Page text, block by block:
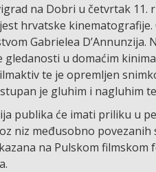
na Dobri u četvrtak 11.
hrvatske
Gabrielea
gledanosti u domaćim
te je opremljen
je gluhim i nagluhim
publika će imati priliku u
niz međusobno
na Pulskom